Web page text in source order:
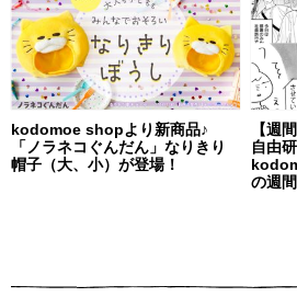
kodomoe shopより新商品♪
「ノラネコぐんだん」なりきり
帽子（大、小）が登場！
【週
自由
の週